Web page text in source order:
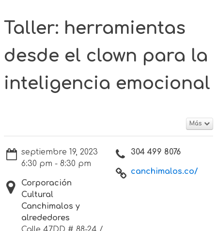
Taller: herramientas
desde el clown para la
inteligencia emocional
Más
septiembre 19, 2023
6:30 pm - 8:30 pm
Corporación
Cultural
Canchimalos y
alrededores
304 499 8076
canchimalos.co/